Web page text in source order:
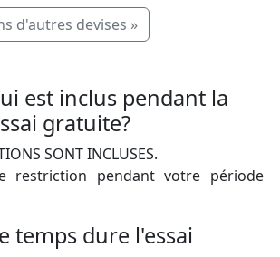
d'autres devises »
est inclus pendant la
gratuite?
SONT INCLUSES.
restriction pendant votre période
temps dure l'essai